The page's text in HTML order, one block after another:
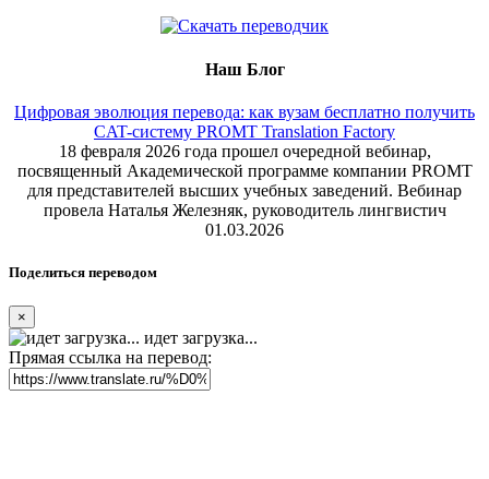
Наш Блог
Цифровая эволюция перевода: как вузам бесплатно получить
CAT-систему PROMT Translation Factory
18 февраля 2026 года прошел очередной вебинар,
посвященный Академической программе компании PROMT
для представителей высших учебных заведений. Вебинар
провела Наталья Железняк, руководитель лингвистич
01.03.2026
Поделиться переводом
×
идет загрузка...
Прямая ссылка на перевод: